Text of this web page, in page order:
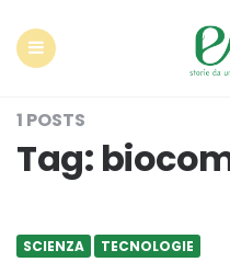
1 POSTS
Tag:
SCIENZA TECNOLOGIE